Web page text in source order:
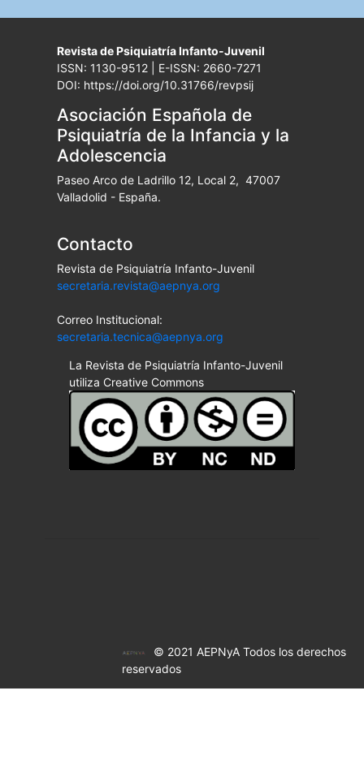
Revista de Psiquiatría Infanto-Juvenil
ISSN: 1130-9512 | E-ISSN: 2660-7271
DOI: https://doi.org/10.31766/revpsij
Asociación Española de
Psiquiatría de la Infancia y la
Adolescencia
Paseo Arco de Ladrillo 12, Local 2, 47007
Valladolid - España.
Contacto
Revista de Psiquiatría Infanto-Juvenil
secretaria.revista@aepnya.org
Correo Institucional:
secretaria.tecnica@aepnya.org
La Revista de Psiquiatría Infanto-Juvenil
utiliza Creative Commons
© 2021 AEPNyA Todos los derechos
reservados